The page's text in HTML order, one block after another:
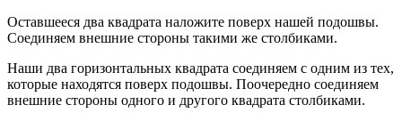
Оставшееся два квадрата наложите поверх нашей подошвы.
Соединяем внешние стороны такими же столбиками.
Наши два горизонтальных квадрата соединяем с одним из тех,
которые находятся поверх подошвы. Поочередно соединяем
внешние стороны одного и другого квадрата столбиками.